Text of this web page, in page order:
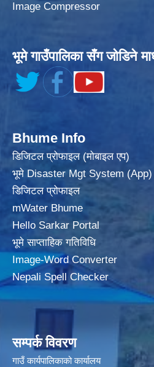
Image Compressor
भूमे गाउँपालिका सँग जोडिने
Bhume Info
डिजिटल प्रोफाइल (मोबाइल एप)
भूमे Disaster Mgt System (App)
डिजिटल प्रोफाइल
mWater Bhume
Hello Sarkar Portal
भूमे साप्ताहिक गतिविधि
Image-Word Converter
Nepali Spell Checker
सम्पर्क विवरण
गाउँ कार्यपालिकाको कार्यालय